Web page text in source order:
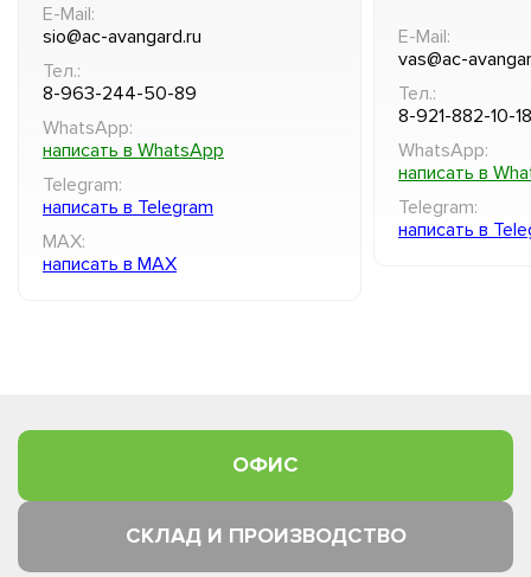
E-Mail:
sio@ac-avangard.ru
Тел.:
8-963-244-50-89
WhatsApp:
написать в WhatsApp
Telegram:
написать в Telegram
MAX:
написать в MAX
E-Mail:
vas@ac-
Тел.:
8-921-882-10-18
WhatsApp:
написать в
Telegram:
написать в
ОФИС
СКЛАД И ПРОИЗВОДСТВО